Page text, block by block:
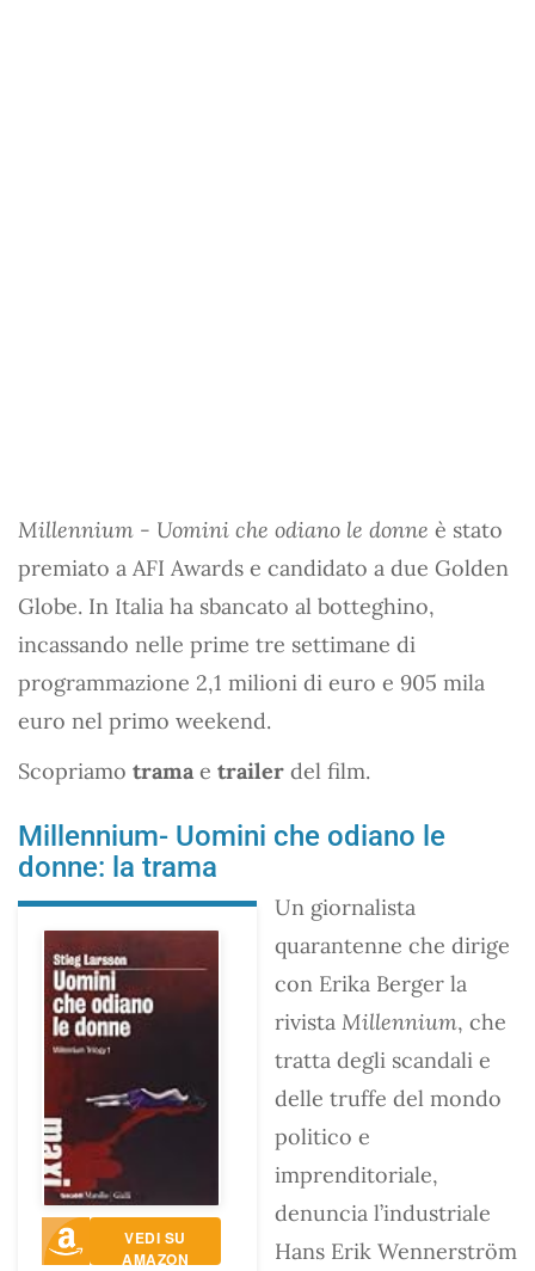
Millennium - Uomini che odiano le donne è stato
premiato a AFI Awards e candidato a due Golden
Globe. In Italia ha sbancato al botteghino,
incassando nelle prime tre settimane di
programmazione 2,1 milioni di euro e 905 mila
euro nel primo weekend.
Scopriamo trama e trailer del film.
Millennium- Uomini che odiano le
donne: la trama
VEDI SU
AMAZON
Un giornalista
quarantenne che dirige
con Erika Berger la
rivista Millennium, che
tratta degli scandali e
delle truffe del mondo
politico e
imprenditoriale,
denuncia l’industriale
Hans Erik Wennerström